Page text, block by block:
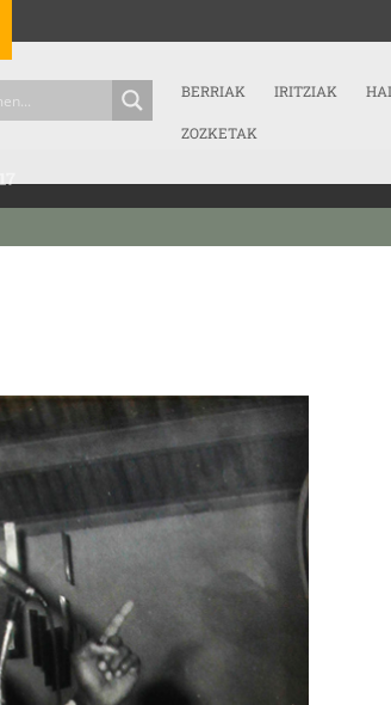
BERRIAK IRITZIAK
ZOZKETAK